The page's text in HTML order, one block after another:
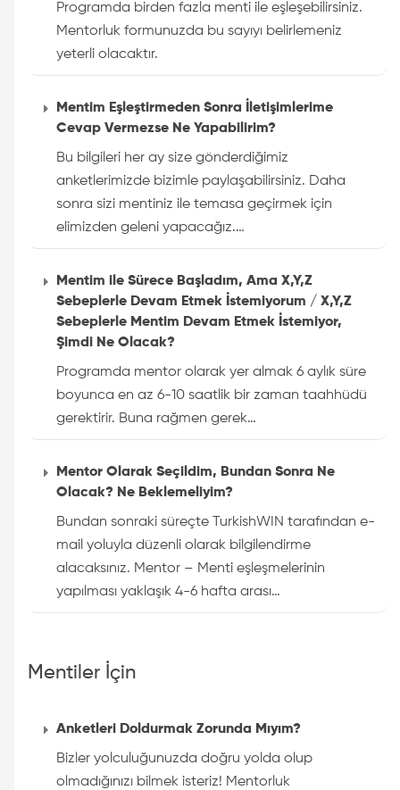
Programda birden fazla menti ile eşleşebilirsiniz.
Mentorluk formunuzda bu sayıyı belirlemeniz
yeterli olacaktır.
Mentim Eşleştirmeden Sonra İletişimlerime
Cevap Vermezse Ne Yapabilirim?
Bu bilgileri her ay size gönderdiğimiz
anketlerimizde bizimle paylaşabilirsiniz. Daha
sonra sizi mentiniz ile temasa geçirmek için
elimizden geleni yapacağız.…
Mentim ile Sürece Başladım, Ama X,Y,Z
Sebeplerle Devam Etmek İstemiyorum / X,Y,Z
Sebeplerle Mentim Devam Etmek İstemiyor,
Şimdi Ne Olacak?
Programda mentor olarak yer almak 6 aylık süre
boyunca en az 6-10 saatlik bir zaman taahhüdü
gerektirir. Buna rağmen gerek…
Mentor Olarak Seçildim, Bundan Sonra Ne
Olacak? Ne Beklemeliyim?
Bundan sonraki süreçte TurkishWIN tarafından e-
mail yoluyla düzenli olarak bilgilendirme
alacaksınız. Mentor – Menti eşleşmelerinin
yapılması yaklaşık 4-6 hafta arası…
Mentiler İçin
Anketleri Doldurmak Zorunda Mıyım?
Bizler yolculuğunuzda doğru yolda olup
olmadığınızı bilmek isteriz! Mentorluk